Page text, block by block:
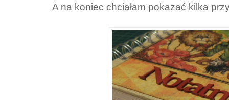
A na koniec chciałam pokazać kilka